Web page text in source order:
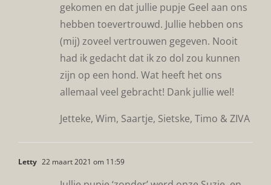
gekomen en dat jullie pupje Geel aan ons
hebben toevertrouwd. Jullie hebben ons
(mij) zoveel vertrouwen gegeven. Nooit
had ik gedacht dat ik zo dol zou kunnen
zijn op een hond. Wat heeft het ons
allemaal veel gebracht! Dank jullie wel!
Jetteke, Wim, Saartje, Sietske, Timo & ZIVA
Letty 22 maart 2021 om 11:59